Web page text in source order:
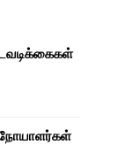
நோயாளர்கள்